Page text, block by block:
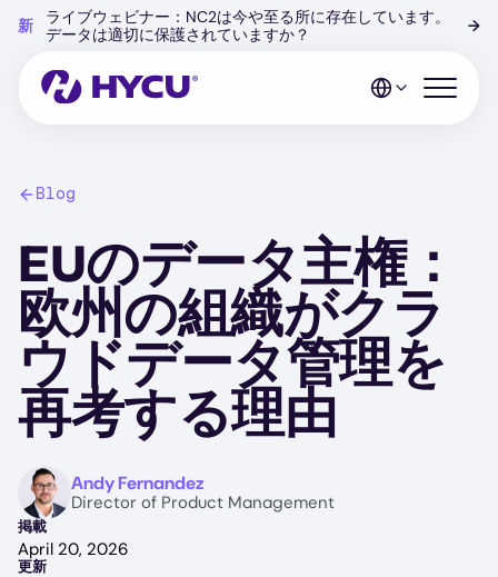
content
新
ライブウェビナー：NC2は今や至る所に存在しています。
データは適切に保護されていますか？
→
Open
Blog
EUのデータ主権：
欧州の組織がクラ
ウドデータ管理を
再考する理由
Image Andy Fernandez
Director of Product Management
掲載
April 20, 2026
更新